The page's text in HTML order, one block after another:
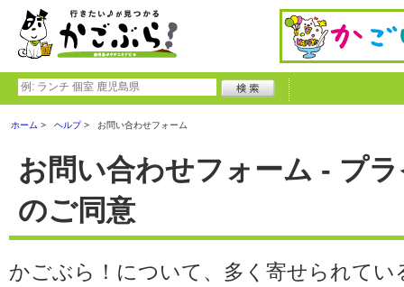
ホーム ヘルプ お問い合わせフォーム
お問い合わせフォーム - プ
のご同意
かごぶら！について、多く寄せられてい